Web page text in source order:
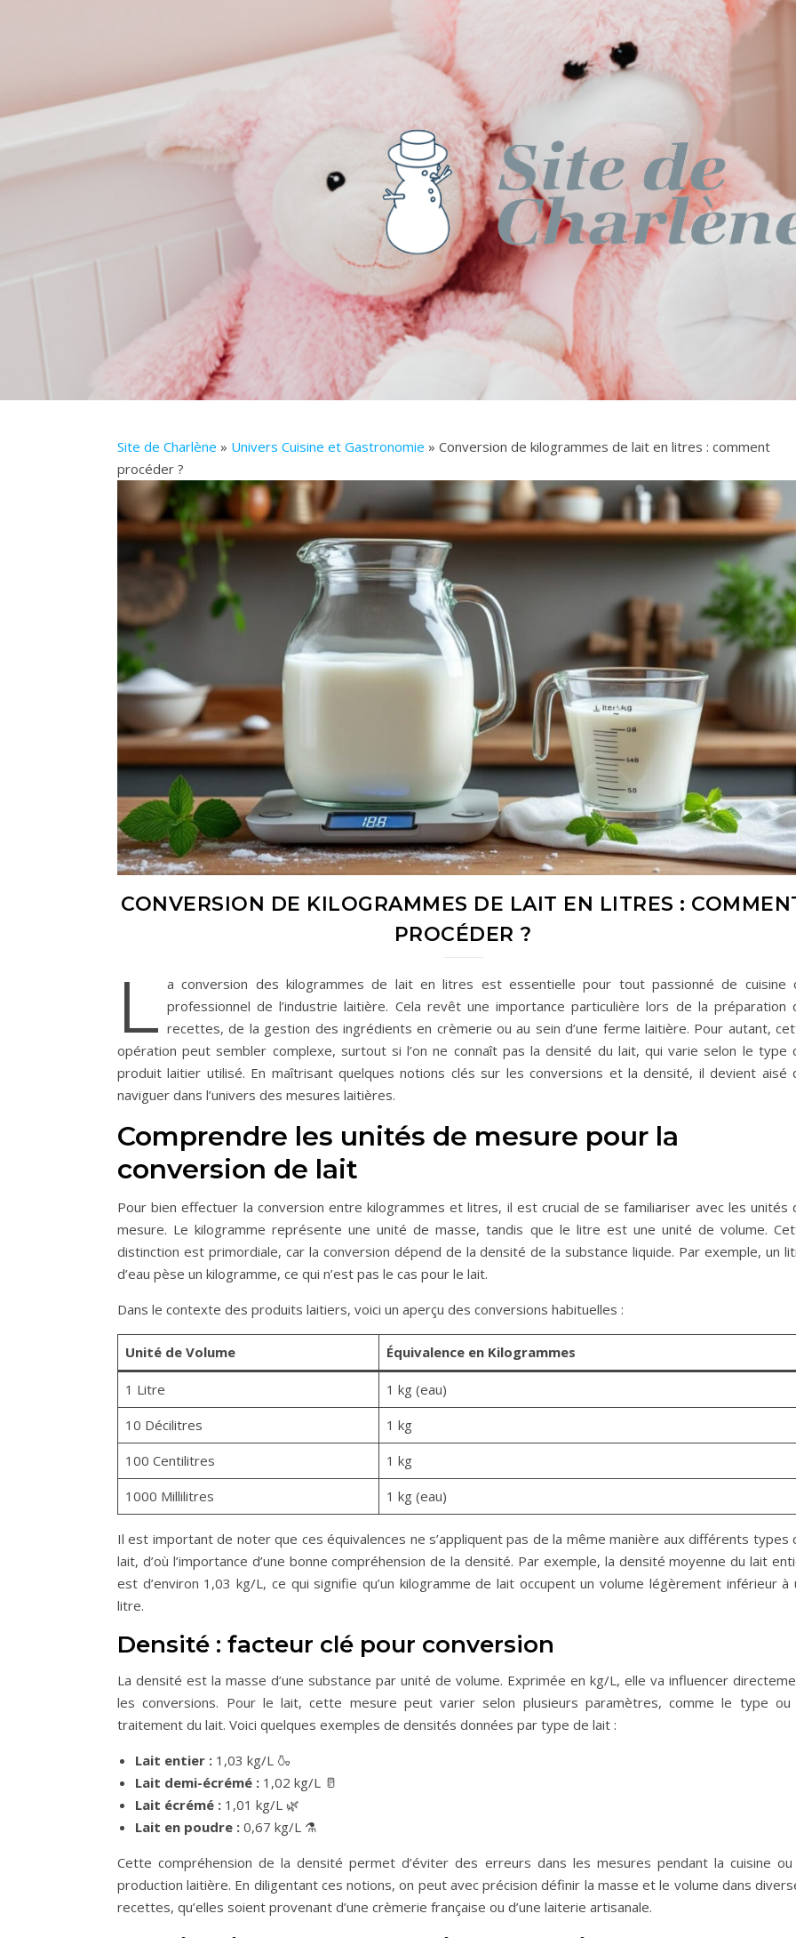
Site de Charlène » Univers Cuisine et Gastronomie » Conversion de kilogrammes de lait en litres : comment
procéder ?
CONVERSION DE KILOGRAMMES DE LAIT EN LITRES :
PROCÉDER ?
L a conversion des kilogrammes de lait en litres est essentielle pour tout passionné de cuisine
professionnel de l’industrie laitière. Cela revêt une importance particulière lors de la préparation
recettes, de la gestion des ingrédients en crèmerie ou au sein d’une ferme laitière. Pour autant,
opération peut sembler complexe, surtout si l’on ne connaît pas la densité du lait, qui varie selon le type
produit laitier utilisé. En maîtrisant quelques notions clés sur les conversions et la densité, il devient aisé
naviguer dans l’univers des mesures laitières.
Comprendre les unités de mesure pour la
conversion de lait
Pour bien effectuer la conversion entre kilogrammes et litres, il est crucial de se familiariser avec les unités
mesure. Le kilogramme représente une unité de masse, tandis que le litre est une unité de volume.
distinction est primordiale, car la conversion dépend de la densité de la substance liquide. Par exemple, un
d’eau pèse un kilogramme, ce qui n’est pas le cas pour le lait.
Dans le contexte des produits laitiers, voici un aperçu des conversions habituelles :
Unité de Volume Équivalence en Kilogrammes
1 Litre
1 kg (eau)
10 Décilitres
1 kg
100 Centilitres
1 kg
1000 Millilitres
1 kg (eau)
Il est important de noter que ces équivalences ne s’appliquent pas de la même manière aux différents types
lait, d’où l’importance d’une bonne compréhension de la densité. Par exemple, la densité moyenne du lait
est d’environ 1,03 kg/L, ce qui signifie qu’un kilogramme de lait occupent un volume légèrement inférieur à
litre.
Densité : facteur clé pour conversion
La densité est la masse d’une substance par unité de volume. Exprimée en kg/L, elle va influencer
les conversions. Pour le lait, cette mesure peut varier selon plusieurs paramètres, comme le type ou
traitement du lait. Voici quelques exemples de densités données par type de lait :
Lait entier : 1,03 kg/L 🍶
Lait demi-écrémé : 1,02 kg/L 🥛
Lait écrémé : 1,01 kg/L 🌿
Lait en poudre : 0,67 kg/L ⚗️
Cette compréhension de la densité permet d’éviter des erreurs dans les mesures pendant la cuisine ou
production laitière. En diligentant ces notions, on peut avec précision définir la masse et le volume dans
recettes, qu’elles soient provenant d’une crèmerie française ou d’une laiterie artisanale.